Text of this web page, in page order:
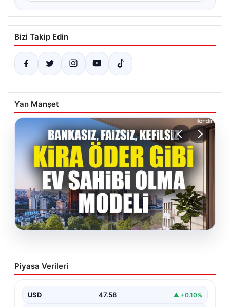
Bizi Takip Edin
Yan Manşet
05.08.2026
DAP Yapı’dan bir ilk! Emlak Konut
güvencesi Dap vizyonuyla kendi
Piyasa Verileri
USD 47.58 ▲ +0.10%